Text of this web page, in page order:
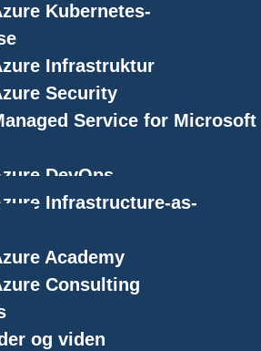
Kubernetes-
Infrastruktur
Security
Service for Microsoft
DevOps
Infrastructure-as-
Academy
Consulting
og viden